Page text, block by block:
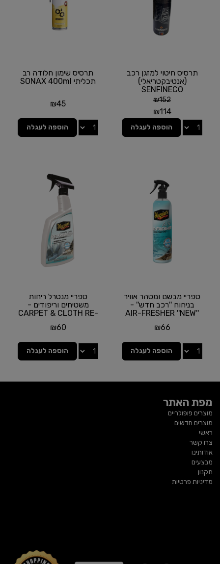
תרסיס חיטוי למזגן רכב
(אנטיבקטריאלי)
SENFINECO
₪152
₪114
הוספה לעגלה
תרסיס שימון חלודה רב
תכליתי SONAX 400ml
₪45
הוספה לעגלה
ספריי מבשם ומטהר אוויר
בניחוח ''רכב חדש'' -
''AIR-FRESHER ''NEW
₪66
הוספה לעגלה
ספריי מנטרל ריחות
משטיחים וריפודים -
CARPET & CLOTH RE-
MEGUIAR'S |...
₪60
הוספה לעגלה
מפת האתר
מוצרים פופולריים
מוצרים חדשים
ראשי
צרו קשר
אודותינו
מבצעים
תקנון
מדיניות פרטיות